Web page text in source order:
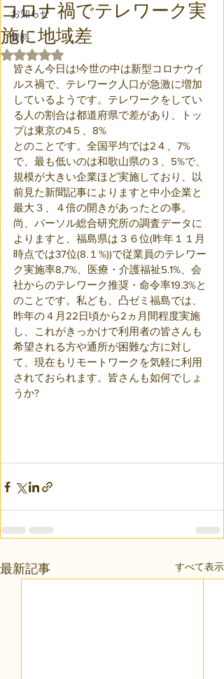
お知らせ
資料
コロナ禍でテレワーク実
施に地域差
5つ星のうちNaNと評価されています。
皆さん今日は!今世の中は新型コロナウイ
ルス禍で、テレワーク人口が急激に増加
しているようです。テレワークをしてい
る人の割合は都道府県で差があり、トッ
プは東京の4５、8%
とのことです。全国平均では2４、7%
で、最も低いのは和歌山県の３、5%で、
規模が大きい企業ほど実施しており、以
前見た新聞記事によりますと中小企業と
最大３、４倍の開きがあったとの事。
尚、パーソル総合研究所の調査データに
よりますと、福島県は３６位(昨年１１月
時点では37位(8.１%))で従業員のテレワー
ク実施率8,7%、医療・介護福祉5.1%、会
社からのテレワーク推奨・命令率19.3%と
のことです。私ども、凸ゼミ福島では、
昨年の４月22日頃から2ヵ月間程度実施
し、これがきっかけで利用者の皆さんも
希望される方や通所が困難な方に対し
て、現在もリモートワークを気軽に利用
されておられます。皆さんも如何でしょ
うか?
最新記事 すべて表示